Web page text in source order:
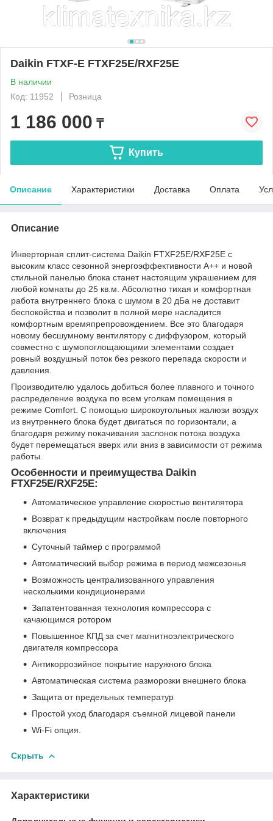
Daikin FTXF-E FTXF25E/RXF25E
В наличии
Код: 11952
Розница
1 186 000 ₸
Купить
Описание Характеристики Доставка Оплата
Описание
Инверторная сплит-система Daikin FTXF25E/RXF25E с
высоким класс сезонной энергоэффективности А++ и новой
стильной панелью блока станет настоящим украшением для
любой комнаты до 25 кв.м. Абсолютно тихая и комфортная
работа внутреннего блока с шумом в 20 дБа не доставит
беспокойства и позволит в полной мере насладится
комфортным времяпрепровождением. Все это благодаря
новому бесшумному вентилятору с диффузором, который
совместно с шумопоглощающими элементами создает
ровный воздушный поток без резкого перепада скорости и
давления.
Производителю удалось добиться более плавного и точного
распределение воздуха по всем уголкам помещения в
режиме Comfort. С помощью широкоугольных жалюзи воздух
из внутреннего блока будет двигаться по горизонтали, а
благодаря режиму покачивания заслонок потока воздуха
будет перемещаться вверх или вниз в зависимости от режима
работы.
Особенности и преимущества Daikin
FTXF25E/RXF25E:
Автоматическое управление скоростью вентилятора
Возврат к предыдущим настройкам после повторного
включения
Суточный таймер с программой
Автоматический выбор режима в период межсезонья
Возможность централизованного управления
несколькими кондиционерами
Запатентованная технология компрессора с
качающимся ротором
Повышенное КПД за счет магнитноэлектрического
двигателя компрессора
Антикоррозийное покрытие наружного блока
Автоматическая система разморозки внешнего блока
Защита от предельных температур
Простой уход благодаря съемной лицевой панели
Wi-Fi опция.
Скрыть
Характеристики